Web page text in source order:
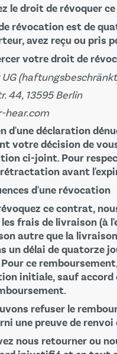
le droit de révoquer
révocation est de
avez reçu ou pris
votre droit de
UG
44, 13595 Berlin
hear.com
d'une déclaration
votre décision de
ci-joint. Pour
avant
d'une révocation
ce contrat,
frais de livraison (à
autre que la
un délai de quatorze
ce
initiale, sauf accord
refuser le
une preuve de
nous retourner ou